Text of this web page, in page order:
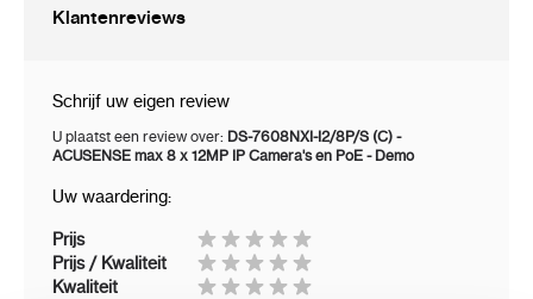
adaptive Ethernet interface
Audio-ondersteuning:
Audio-ingang: 1 st. Microfoon, CINCH
Klantenreviews
Schrijf uw eigen review
U plaatst een review over: DS-7608NXI-I2/8P/S (C) -
ACUSENSE max 8 x 12MP IP Camera's en PoE - Demo
Uw waardering:
Prijs
Prijs / Kwaliteit
Kwaliteit